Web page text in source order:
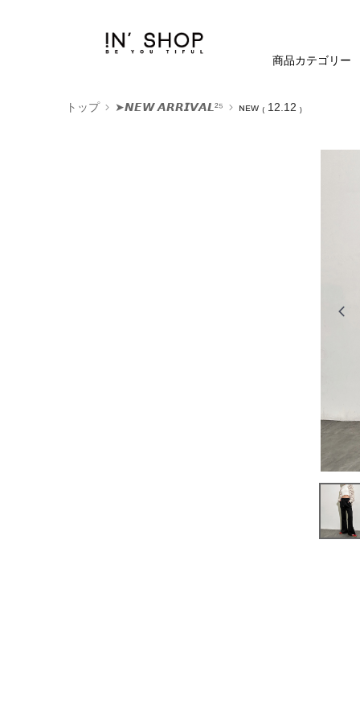
商品カテゴリー
トップ ➤𝙉𝙀𝙒 𝘼𝙍𝙍𝙄𝙑𝘼𝙇²⁵ ɴᴇᴡ ₍ 12.12 ₎